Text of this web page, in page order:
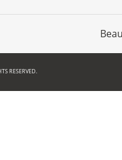
RESERVED.